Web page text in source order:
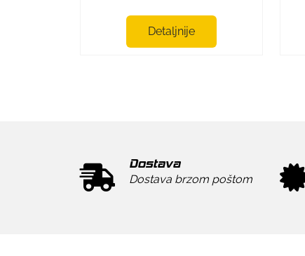
Detaljnije
Dostava
Dostava brzom poštom